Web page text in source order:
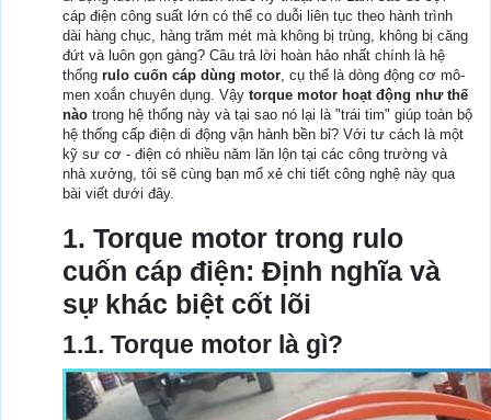
cáp điện công suất lớn có thể co duỗi liên tục theo hành trình
dài hàng chục, hàng trăm mét mà không bị trùng, không bị căng
đứt và luôn gọn gàng? Câu trả lời hoàn hảo nhất chính là hệ
thống rulo cuốn cáp dùng motor, cụ thể là dòng động cơ mô-
men xoắn chuyên dụng. Vậy torque motor hoạt động như thế
nào trong hệ thống này và tại sao nó lại là "trái tim" giúp toàn bộ
hệ thống cấp điện di động vận hành bền bỉ? Với tư cách là một
kỹ sư cơ - điện có nhiều năm lăn lộn tại các công trường và
nhà xưởng, tôi sẽ cùng bạn mổ xẻ chi tiết công nghệ này qua
bài viết dưới đây.
1. Torque motor trong rulo
cuốn cáp điện: Định nghĩa và
sự khác biệt cốt lõi
1.1. Torque motor là gì?